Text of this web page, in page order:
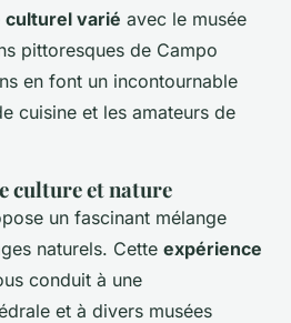
culturel varié avec le musée
pittoresques de Campo
en font un incontournable
cuisine et les amateurs de
culture et nature
un fascinant mélange
naturels. Cette expérience
conduit à une
et à divers musées